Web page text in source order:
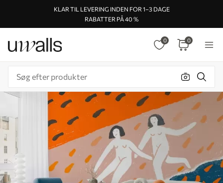
KLAR TIL LEVERING INDEN FOR 1–3 DAGE
RABATTER PÅ 40 %
0 0